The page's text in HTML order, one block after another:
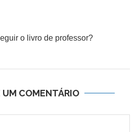
o livro de professor?
UM COMENTÁRIO